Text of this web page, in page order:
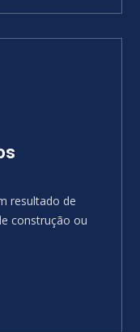
resultado de
construção ou